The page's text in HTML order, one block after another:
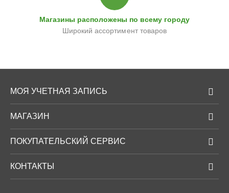
Магазины расположены по всему городу
Широкий ассортимент товаров
МОЯ УЧЕТНАЯ ЗАПИСЬ
МАГАЗИН
ПОКУПАТЕЛЬСКИЙ СЕРВИС
КОНТАКТЫ